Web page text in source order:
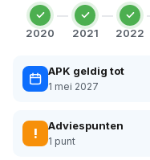
2020 2021 2022
APK geldig tot
1 mei 2027
! Adviespunten
1 punt